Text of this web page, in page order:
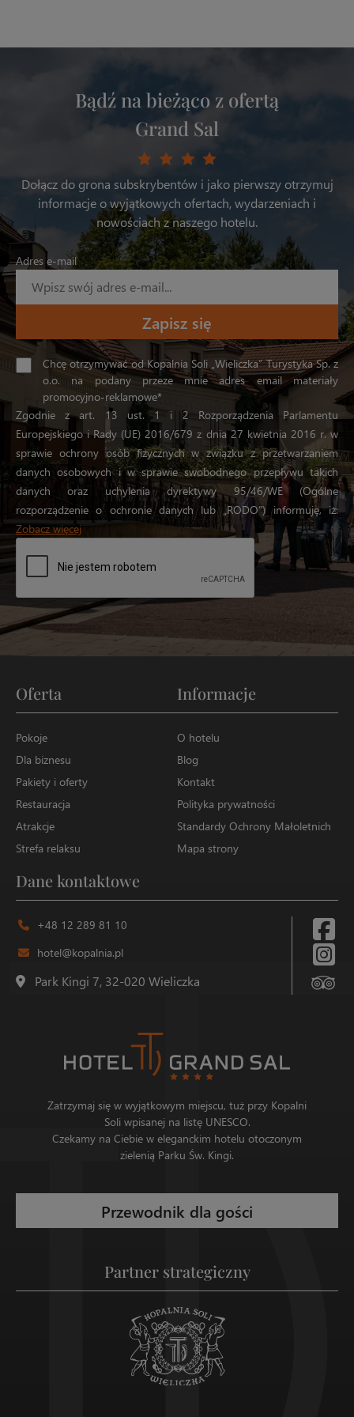
Bądź na bieżąco z ofertą
Grand Sal
Dołącz do grona subskrybentów i jako pierwszy otrzymuj
informacje o wyjątkowych ofertach, wydarzeniach i
nowościach z naszego hotelu.
Adres e-mail
Chcę otrzymywać od Kopalnia Soli „Wieliczka” Turystyka Sp. z
o.o. na podany przeze mnie adres email materiały
promocyjno-reklamowe*
Zgodnie z art. 13 ust. 1 i 2 Rozporządzenia Parlamentu
Europejskiego i Rady (UE) 2016/679 z dnia 27 kwietnia 2016 r. w
sprawie ochrony osób fizycznych w związku z przetwarzaniem
danych osobowych i w sprawie swobodnego przepływu takich
danych oraz uchylenia dyrektywy 95/46/WE (Ogólne
rozporządzenie o ochronie danych lub „RODO”) informuję, iż:
Zobacz więcej
Zatrzymaj się w wyjątkowym miejscu, tuż przy Kopalni
Soli wpisanej na listę UNESCO.
Czekamy na Ciebie w eleganckim hotelu otoczonym
zielenią Parku Św. Kingi.
Przewodnik dla gości
Partner strategiczny
Oferta
Pokoje
Dla biznesu
Pakiety i oferty
Restauracja
Atrakcje
Strefa relaksu
Informacje
O hotelu
Blog
Kontakt
Polityka prywatności
Standardy Ochrony Małoletnich
Mapa strony
Dane kontaktowe
+48 12 289 81 10
hotel@kopalnia.pl
Park Kingi 7, 32-020 Wieliczka